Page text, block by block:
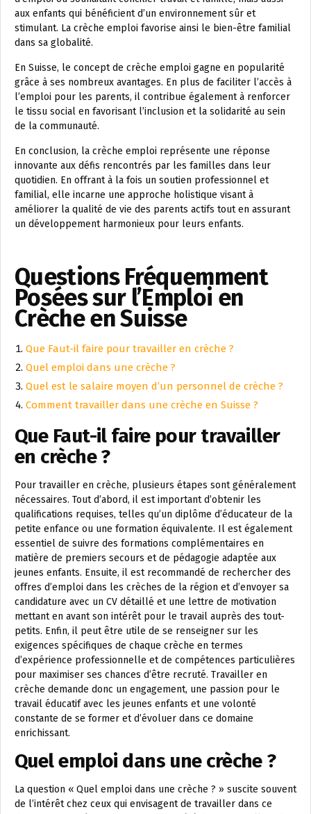
aux enfants qui bénéficient d’un environnement sûr et
stimulant. La crèche emploi favorise ainsi le bien-être familial
dans sa globalité.
En Suisse, le concept de crèche emploi gagne en popularité
grâce à ses nombreux avantages. En plus de faciliter l’accès à
l’emploi pour les parents, il contribue également à renforcer
le tissu social en favorisant l’inclusion et la solidarité au sein
de la communauté.
En conclusion, la crèche emploi représente une réponse
innovante aux défis rencontrés par les familles dans leur
quotidien. En offrant à la fois un soutien professionnel et
familial, elle incarne une approche holistique visant à
améliorer la qualité de vie des parents actifs tout en assurant
un développement harmonieux pour leurs enfants.
Questions Fréquemment
Posées sur l’Emploi en
Crèche en Suisse
Que Faut-il faire pour travailler en crèche ?
Quel emploi dans une crèche ?
Quel est le salaire moyen d’un personnel de crèche ?
Comment travailler dans une crèche en Suisse ?
Que Faut-il faire pour travailler
en crèche ?
Pour travailler en crèche, plusieurs étapes sont généralement
nécessaires. Tout d’abord, il est important d’obtenir les
qualifications requises, telles qu’un diplôme d’éducateur de la
petite enfance ou une formation équivalente. Il est également
essentiel de suivre des formations complémentaires en
matière de premiers secours et de pédagogie adaptée aux
jeunes enfants. Ensuite, il est recommandé de rechercher des
offres d’emploi dans les crèches de la région et d’envoyer sa
candidature avec un CV détaillé et une lettre de motivation
mettant en avant son intérêt pour le travail auprès des tout-
petits. Enfin, il peut être utile de se renseigner sur les
exigences spécifiques de chaque crèche en termes
d’expérience professionnelle et de compétences particulières
pour maximiser ses chances d’être recruté. Travailler en
crèche demande donc un engagement, une passion pour le
travail éducatif avec les jeunes enfants et une volonté
constante de se former et d’évoluer dans ce domaine
enrichissant.
Quel emploi dans une crèche ?
La question « Quel emploi dans une crèche ? » suscite souvent
de l’intérêt chez ceux qui envisagent de travailler dans ce